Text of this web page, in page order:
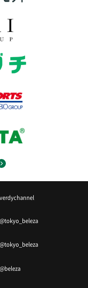
verdychannel
@tokyo_beleza
@tokyo_beleza
@beleza